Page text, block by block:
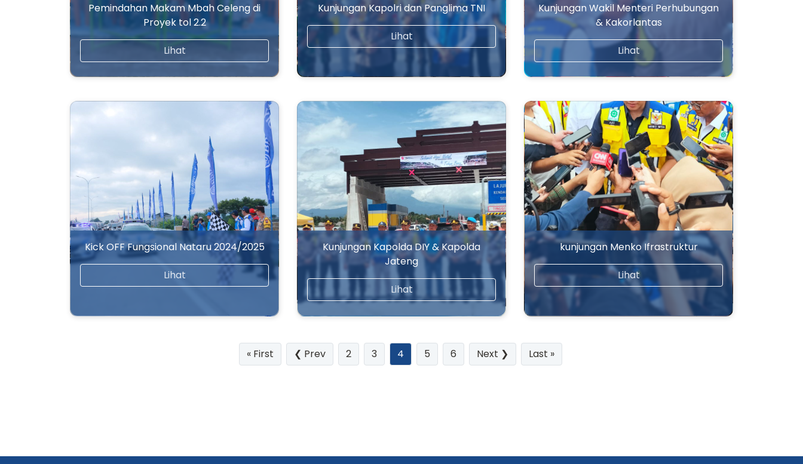
Pemindahan Makam Mbah Celeng di
Proyek tol 2.2
Lihat
Kunjungan Kapolri dan Panglima TNI
Lihat
Kunjungan Wakil Menteri Perhubungan
& Kakorlantas
Lihat
Kick OFF Fungsional Nataru 2024/2025
Lihat
Kunjungan Kapolda DIY & Kapolda
Jateng
Lihat
kunjungan Menko Ifrastruktur
Lihat
« First ❮ Prev 2 3 4(current)
5 6 Next ❯ Last »